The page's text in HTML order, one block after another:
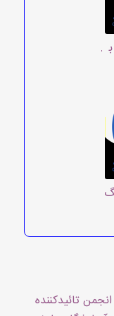
ام جی ژورنال
Next
انجمن تائیدکننده